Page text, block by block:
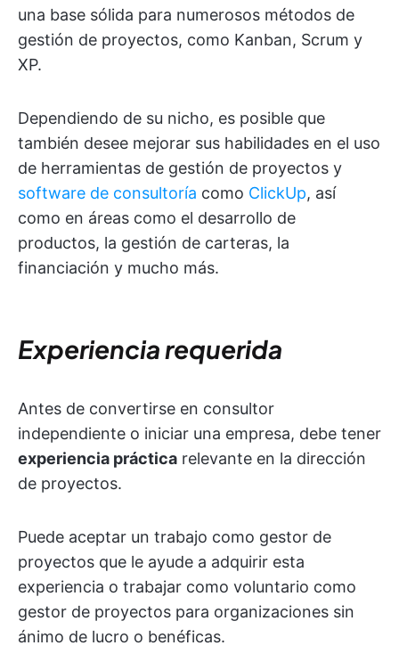
una base sólida para numerosos métodos de
gestión de proyectos, como Kanban, Scrum y
XP.
Dependiendo de su nicho, es posible que
también desee mejorar sus habilidades en el uso
de herramientas de gestión de proyectos y
software de consultoría como ClickUp, así
como en áreas como el desarrollo de
productos, la gestión de carteras, la
financiación y mucho más.
Experiencia requerida
Antes de convertirse en consultor
independiente o iniciar una empresa, debe tener
experiencia práctica relevante en la dirección
de proyectos.
Puede aceptar un trabajo como gestor de
proyectos que le ayude a adquirir esta
experiencia o trabajar como voluntario como
gestor de proyectos para organizaciones sin
ánimo de lucro o benéficas.